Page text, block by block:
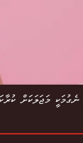
މަޖަލަކަށް